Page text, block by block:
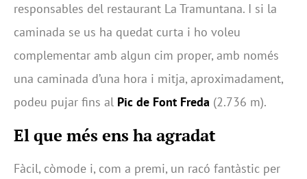
responsables del restaurant La Tramuntana. I si la
caminada se us ha quedat curta i ho voleu
complementar amb algun cim proper, amb només
una caminada d’una hora i mitja, aproximadament,
podeu pujar fins al Pic de Font Freda (2.736 m).
El que més ens ha agradat
Fàcil, còmode i, com a premi, un racó fantàstic per